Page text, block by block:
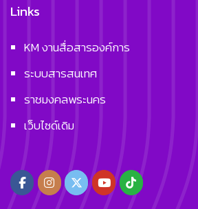
Links
KM งานสื่อสารองค์การ
ระบบสารสนเทศ
ราชมงคลพระนคร
เว็บไซด์เดิม